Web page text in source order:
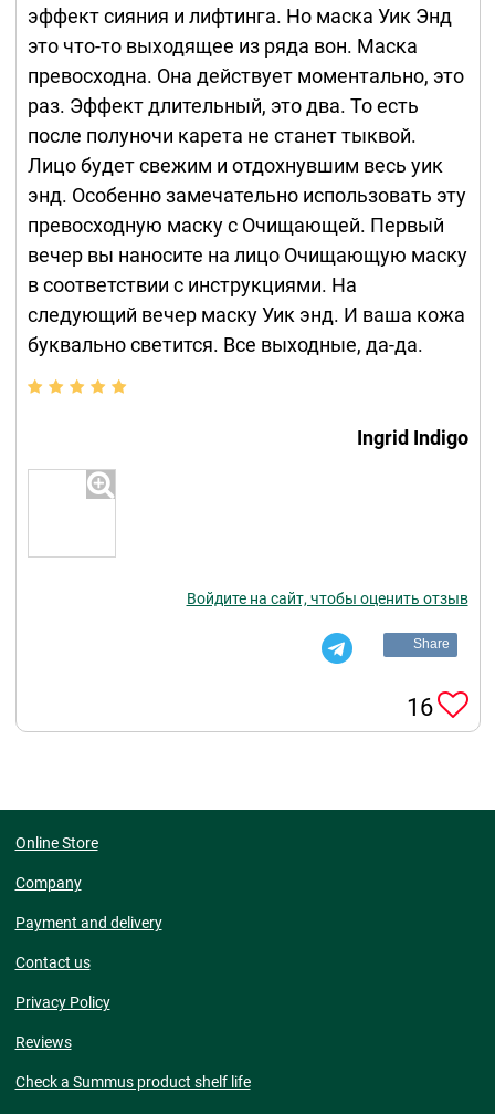
эффект сияния и лифтинга. Но маска Уик Энд
это что-то выходящее из ряда вон. Маска
превосходна. Она действует моментально, это
раз. Эффект длительный, это два. То есть
после полуночи карета не станет тыквой.
Лицо будет свежим и отдохнувшим весь уик
энд. Особенно замечательно использовать эту
превосходную маску с Очищающей. Первый
вечер вы наносите на лицо Очищающую маску
в соответствии с инструкциями. На
следующий вечер маску Уик энд. И ваша кожа
буквально светится. Все выходные, да-да.
Ingrid Indigo
Войдите на сайт, чтобы оценить отзыв
Share
16
Online Store
Company
Payment and delivery
Contact us
Privacy Policy
Reviews
Check a Summus product shelf life